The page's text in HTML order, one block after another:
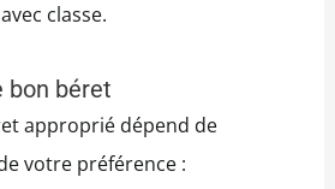
classe.
bon béret
approprié dépend de
votre préférence :